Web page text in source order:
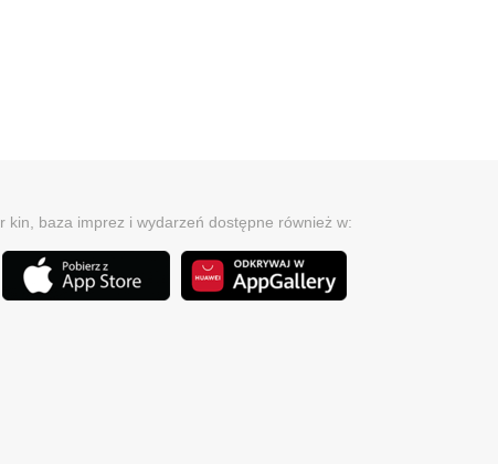
kin, baza imprez i wydarzeń dostępne również w: